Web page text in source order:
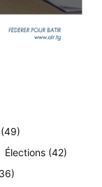
(49)
Élections (42)